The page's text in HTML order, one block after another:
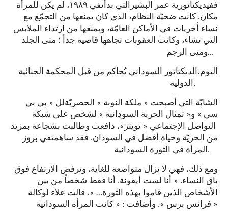
ففيديكتاتورية عمر البشير التي بدأت
في ١٩٨٩، لم يكن للمرأة
مكان. كانت ضحيّة النظام، الذي كان يمنعها من التجمّع مع
نساء أخريات في الأماكن العامّة، ويمنعها من ارتداء الملابس
التي تشاء، وكانت العقوبات تجاهها قاصية جداً ؛ متى الجلد
ومتى الرجم…
اليوم، الديكتاتور السوداني يحاكم من قبل المحكمة الجنائية
الدولية .
الشابّة التي أصبحت « ملكة النوبة » الحصريّةلل « بي بي
سي » و« تمثال الحرية السودانية » لشخص على شبكة
التواصل الإجتماعي « تويتر »، دافعت وطالبت بشجاعة بمزيد
من الحريّة وحياة أفضل في السودان. فقد ساهمتفي بروز
المرأة في الثورة السودانية .
ومع ذلك، فهي لا تزال متواضعة للغاية، وترفض الارتفاع فوق
باق
النساء. « أنا لست أيقونة. أنا فقط شخصاً من بين
الأشخاص الذين قاموا بهذه الثورة… »، قالت علاء لوكالة
« فرانس برس ». وأضافت : « كانت المرأة السودانية